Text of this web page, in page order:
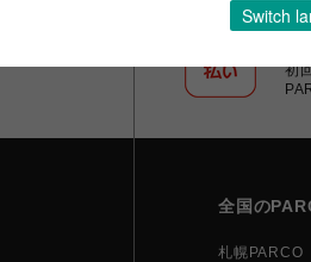
初
全国の
札幌PARCO
Switch